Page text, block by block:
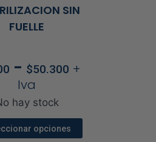
se
pueden
en
la
página
producto
SIN
FUELLE
- $50.300 Rango
desde
$8.400
+
Iva
hay stock
opciones